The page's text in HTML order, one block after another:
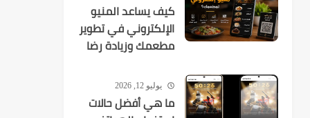
كيف يساعد المنيو
الإلكتروني في تطوير
مطعمك وزيادة رضا
يوليو 12, 2026
ما هي أفضل حالات